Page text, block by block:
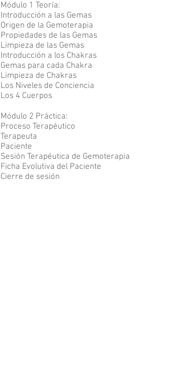
Módulo 1 Teoría:
Introducción a las Gemas
Origen de la Gemoterapia
Propiedades de las Gemas
Limpieza de las Gemas
Introducción a los Chakras
Gemas para cada Chakra
Limpieza de Chakras
Los Niveles de Conciencia
Los 4 Cuerpos
Módulo 2 Práctica:​
Proceso Terapéutico
Terapeuta
Paciente
Sesión Terapéutica de Gemoterapia
Ficha Evolutiva del Paciente
Cierre de sesión